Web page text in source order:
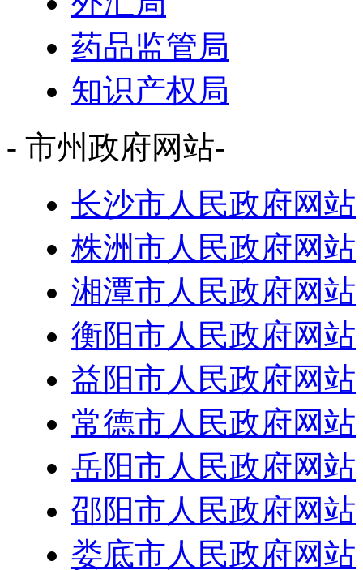
药品监管局
知识产权局
- 市州政府网站-
长沙市人民政府网站
株洲市人民政府网站
湘潭市人民政府网站
衡阳市人民政府网站
益阳市人民政府网站
常德市人民政府网站
岳阳市人民政府网站
邵阳市人民政府网站
娄底市人民政府网站